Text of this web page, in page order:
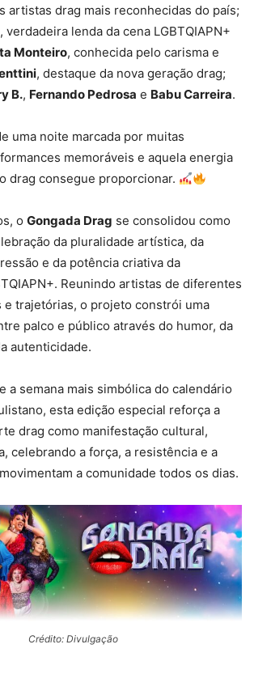
artistas drag mais reconhecidas do país;
, verdadeira lenda da cena LGBTQIAPN+
Monteiro, conhecida pelo carisma e
, destaque da nova geração drag;
B., Fernando Pedrosa e Babu Carreira.
uma noite marcada por muitas
memoráveis e aquela energia
drag consegue proporcionar.
o Gongada Drag se consolidou como
da pluralidade artística, da
e da potência criativa da
Reunindo artistas de diferentes
e trajetórias, o projeto constrói uma
palco e público através do humor, da
autenticidade.
a semana mais simbólica do calendário
esta edição especial reforça a
drag como manifestação cultural,
celebrando a força, a resistência e a
a comunidade todos os dias.
Crédito: Divulgação